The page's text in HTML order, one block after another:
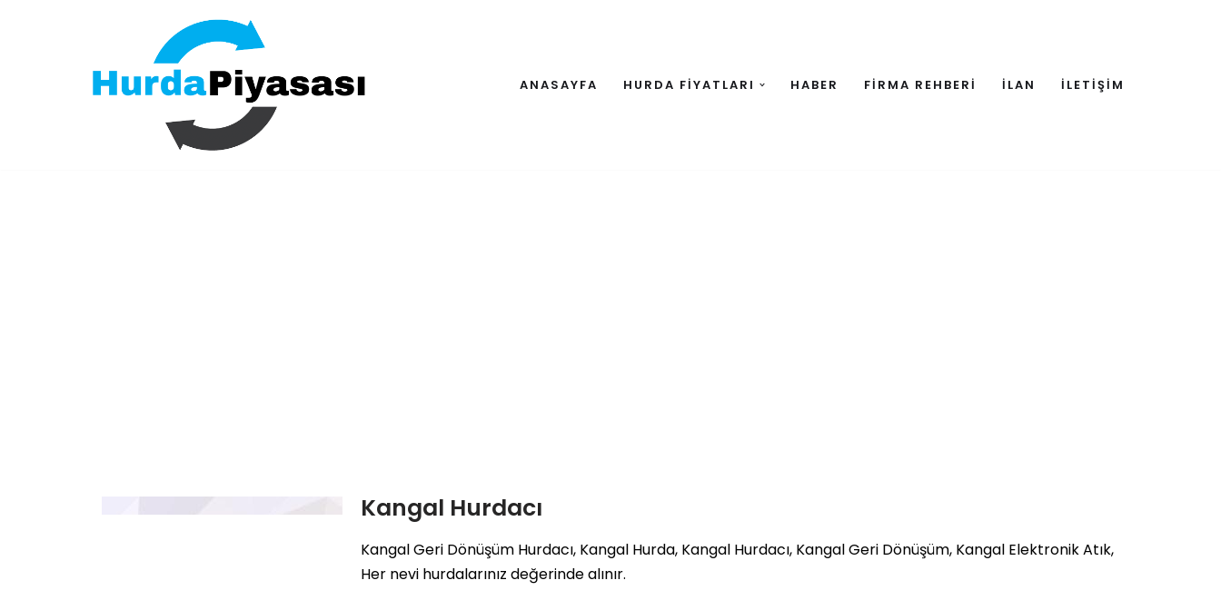
ANASAYFA HURDA FİYATLARI HABER FİRMA REHBERİ İLAN İLETİŞİM
Kangal Hurdacı
Kangal Geri Dönüşüm Hurdacı, Kangal Hurda, Kangal Hurdacı, Kangal Geri Dönüşüm, Kangal Elektronik Atık,
Her nevi hurdalarınız değerinde alınır.